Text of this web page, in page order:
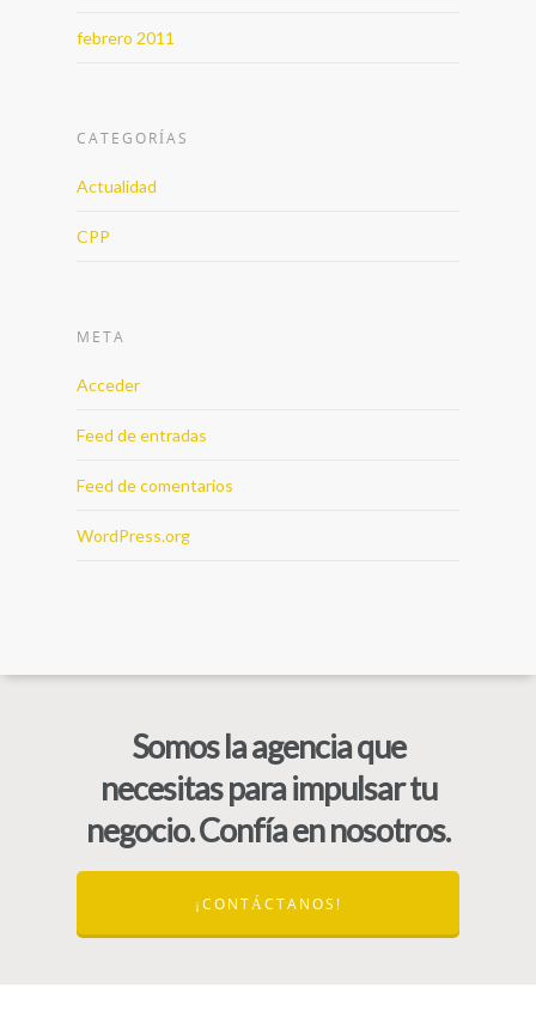
febrero 2011
CATEGORÍAS
Actualidad
CPP
META
Acceder
Feed de entradas
Feed de comentarios
WordPress.org
Somos la agencia que
necesitas para impulsar tu
negocio. Confía en nosotros.
¡CONTÁCTANOS!